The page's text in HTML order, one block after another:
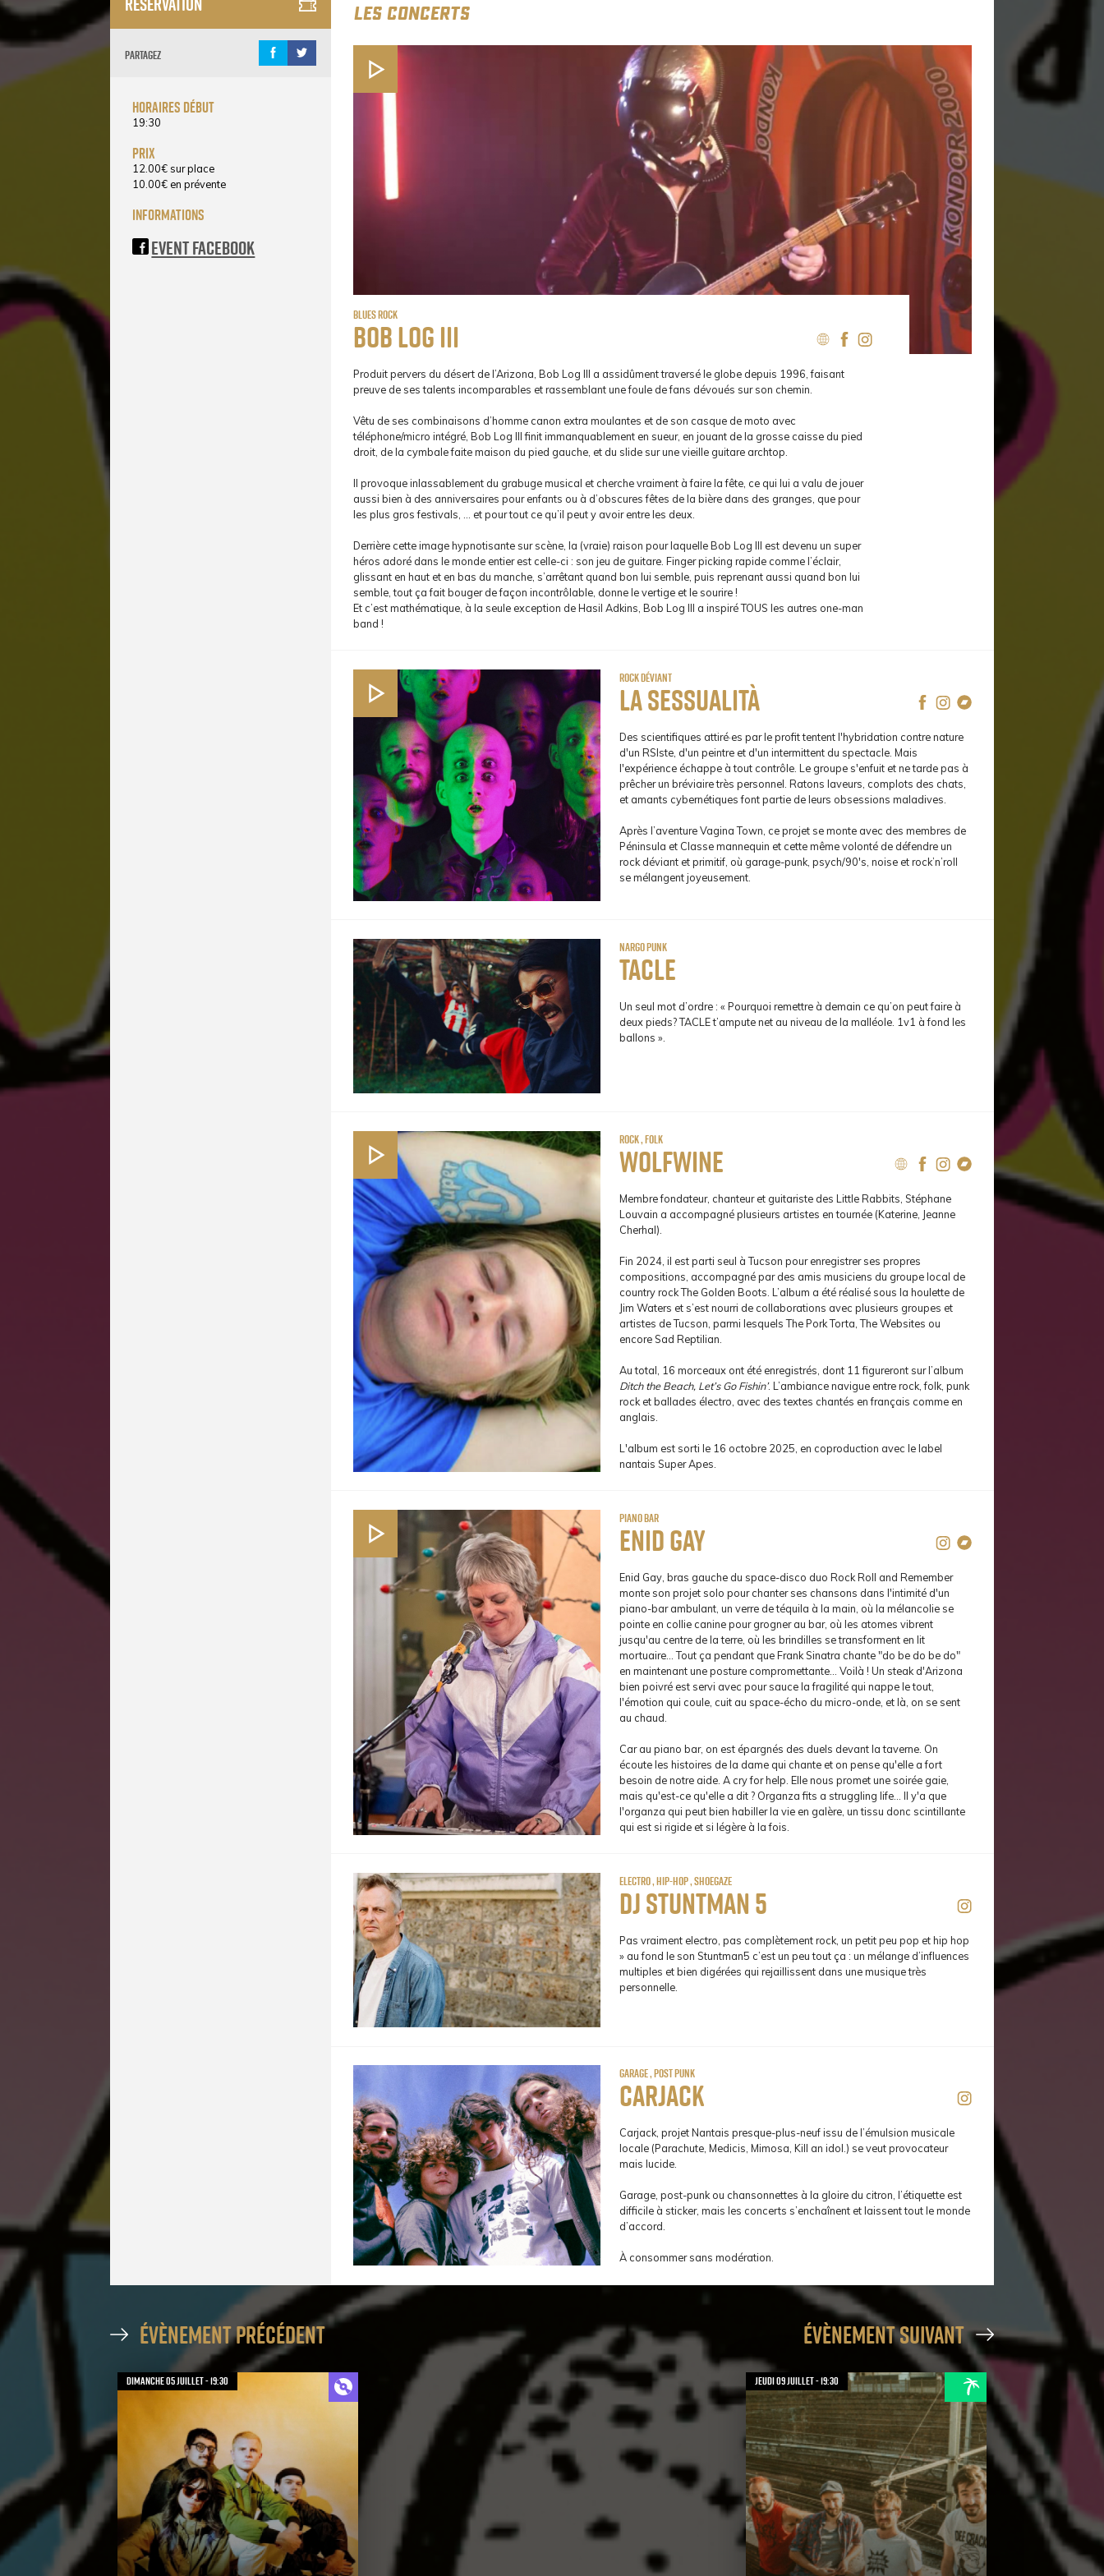
Partagez
horaires début
19:30
prix
12.00€ sur place
10.00€ en prévente
informations
Event Facebook
LES CONCERTS
Blues Rock
Bob Log III
Produit pervers du désert de l’Arizona, Bob Log III a assidûment traversé le globe depuis 1996, faisant
preuve de ses talents incomparables et rassemblant une foule de fans dévoués sur son chemin.
Vêtu de ses combinaisons d’homme canon extra moulantes et de son casque de moto avec
téléphone/micro intégré, Bob Log III finit immanquablement en sueur, en jouant de la grosse caisse du pied
droit, de la cymbale faite maison du pied gauche, et du slide sur une vieille guitare archtop.
Il provoque inlassablement du grabuge musical et cherche vraiment à faire la fête, ce qui lui a valu de jouer
aussi bien à des anniversaires pour enfants ou à d’obscures fêtes de la bière dans des granges, que pour
les plus gros festivals, … et pour tout ce qu’il peut y avoir entre les deux.
Derrière cette image hypnotisante sur scène, la (vraie) raison pour laquelle Bob Log III est devenu un super
héros adoré dans le monde entier est celle-ci : son jeu de guitare. Finger picking rapide comme l’éclair,
glissant en haut et en bas du manche, s’arrêtant quand bon lui semble, puis reprenant aussi quand bon lui
semble, tout ça fait bouger de façon incontrôlable, donne le vertige et le sourire !
Et c’est mathématique, à la seule exception de Hasil Adkins, Bob Log III a inspiré TOUS les autres one-man
band !
rock déviant
La Sessualità
Des scientifiques attiré·es par le profit tentent l'hybridation contre nature
d'un RSIste, d'un peintre et d'un intermittent du spectacle. Mais
l'expérience échappe à tout contrôle. Le groupe s'enfuit et ne tarde pas à
prêcher un bréviaire très personnel. Ratons laveurs, complots des chats,
et amants cybernétiques font partie de leurs obsessions maladives.
Après l’aventure Vagina Town, ce projet se monte avec des membres de
Péninsula et Classe mannequin et cette même volonté de défendre un
rock déviant et primitif, où garage-punk, psych/90's, noise et rock’n’roll
se mélangent joyeusement.
nargo punk
Tacle
Un seul mot d’ordre : « Pourquoi remettre à demain ce qu’on peut faire à
deux pieds? TACLE t’ampute net au niveau de la malléole. 1v1 à fond les
ballons ».
Rock , Folk
Wolfwine
Membre fondateur, chanteur et guitariste des Little Rabbits, Stéphane
Louvain a accompagné plusieurs artistes en tournée (Katerine, Jeanne
Cherhal).
Fin 2024, il est parti seul à Tucson pour enregistrer ses propres
compositions, accompagné par des amis musiciens du groupe local de
country rock The Golden Boots. L’album a été réalisé sous la houlette de
Jim Waters et s’est nourri de collaborations avec plusieurs groupes et
artistes de Tucson, parmi lesquels The Pork Torta, The Websites ou
encore Sad Reptilian.
Au total, 16 morceaux ont été enregistrés, dont 11 figureront sur l’album
Ditch the Beach, Let’s Go Fishin’. L’ambiance navigue entre rock, folk, punk
rock et ballades électro, avec des textes chantés en français comme en
anglais.
L'album est sorti le 16 octobre 2025, en coproduction avec le label
nantais Super Apes.
piano bar
Enid Gay
Enid Gay, bras gauche du space-disco duo Rock Roll and Remember
monte son projet solo pour chanter ses chansons dans l'intimité d'un
piano-bar ambulant, un verre de téquila à la main, où la mélancolie se
pointe en collie canine pour grogner au bar, où les atomes vibrent
jusqu'au centre de la terre, où les brindilles se transforment en lit
mortuaire... Tout ça pendant que Frank Sinatra chante "do be do be do"
en maintenant une posture compromettante... Voilà ! Un steak d'Arizona
bien poivré est servi avec pour sauce la fragilité qui nappe le tout,
l'émotion qui coule, cuit au space-écho du micro-onde, et là, on se sent
au chaud.
Car au piano bar, on est épargnés des duels devant la taverne. On
écoute les histoires de la dame qui chante et on pense qu'elle a fort
besoin de notre aide. A cry for help. Elle nous promet une soirée gaie,
mais qu'est-ce qu'elle a dit ? Organza fits a struggling life... Il y'a que
l'organza qui peut bien habiller la vie en galère, un tissu donc scintillante
qui est si rigide et si légère à la fois.
Electro , Hip-Hop , Shoegaze
DJ Stuntman 5
Pas vraiment electro, pas complètement rock, un petit peu pop et hip hop
» au fond le son Stuntman5 c’est un peu tout ça : un mélange d’influences
multiples et bien digérées qui rejaillissent dans une musique très
personnelle.
Garage , Post Punk
Carjack
Carjack, projet Nantais presque-plus-neuf issu de l’émulsion musicale
locale (Parachute, Medicis, Mimosa, Kill an idol.) se veut provocateur
mais lucide.
Garage, post-punk ou chansonnettes à la gloire du citron, l’étiquette est
difficile à sticker, mais les concerts s’enchaînent et laissent tout le monde
d’accord.
À consommer sans modération.
évènement précédent
dimanche 05 juillet - 19:30
évènement suivant
jeudi 09 juillet - 19:30